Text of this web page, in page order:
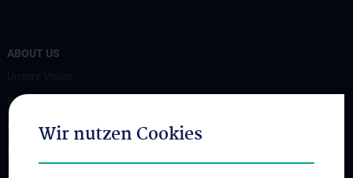
ABOUT US
Spenden. Forschen. Heilen.
Organigramm
Wir nutzen Cookies